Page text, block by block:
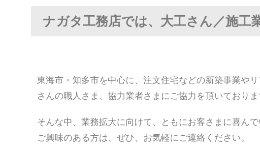
ナガタ工務店では、大工さん／施工
東海市・知多市を中心に、注文住宅などの新築事業や
さんの職人さま、協力業者さまにご協力を頂いておりま
そんな中、業務拡大に向けて、ともにお客さまに喜ん
ご興味のある方は、ぜひ、お気軽にご連絡ください。